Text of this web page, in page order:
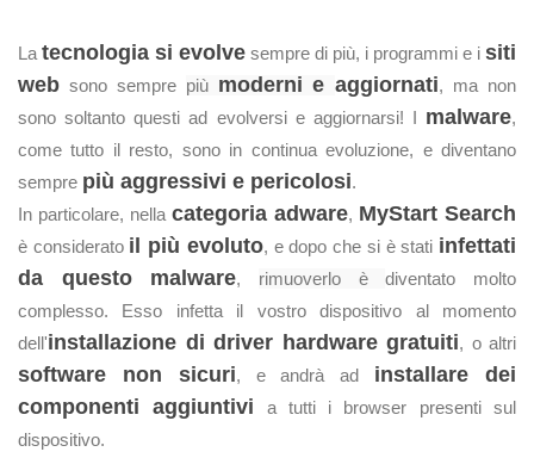
La tecnologia si evolve sempre di più, i programmi e i siti
web sono sempre più moderni eaggiornati, ma non
sono soltanto questi ad evolversi e aggiornarsi! I malware,
come tutto il resto, sono in continua evoluzione, e diventano
sempre più aggressivi e pericolosi.
In particolare, nella categoria adware, MyStart Search
è considerato il più evoluto, e dopo che si è stati infettati
da questo malware, rimuoverlo èdiventato molto
complesso. Esso infetta il vostro dispositivo al momento
dell'installazione di driver hardware gratuiti, o altri
software non sicuri, e andrà ad installare dei
componenti aggiuntivi a tutti i browser presenti sul
dispositivo.